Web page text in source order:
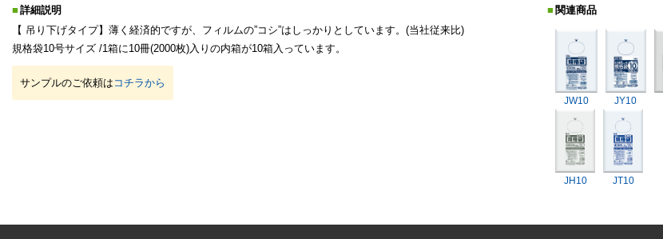
詳細説明
【 吊り下げタイプ】薄く経済的ですが、フィルムの”コシ”はしっかりとしています。(当社従来比)
規格袋10号サイズ /1箱に10冊(2000枚)入りの内箱が10箱入っています。
サンプルのご依頼は コチラから
関連商品
JW10 JY10
JH10 JT10